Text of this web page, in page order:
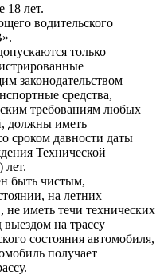
18 лет.
водительского
только
законодательством
средства,
требованиям любых
должны иметь
сроком давности даты
Технической
лет.
быть чистым,
на летних
иметь течи технических
на трассу
состояния автомобиля,
получает